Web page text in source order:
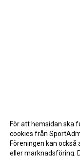
För att hemsidan ska
cookies från
Föreningen kan
eller marknadsföring.